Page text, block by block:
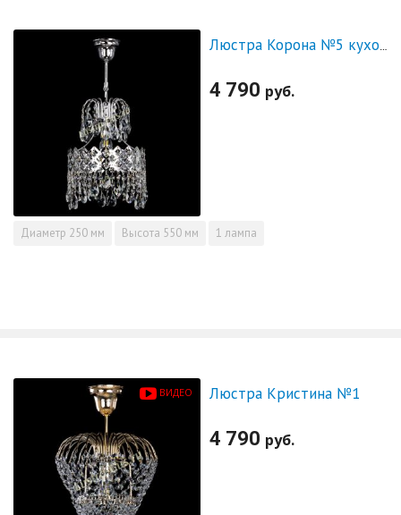
4 790 руб.
Диаметр 250 мм Высота 550 мм 1 лампа
ВИДЕО Люстра Кристина №1
4 790 руб.